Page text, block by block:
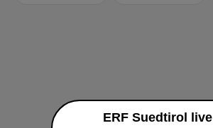
ERF Suedtirol live